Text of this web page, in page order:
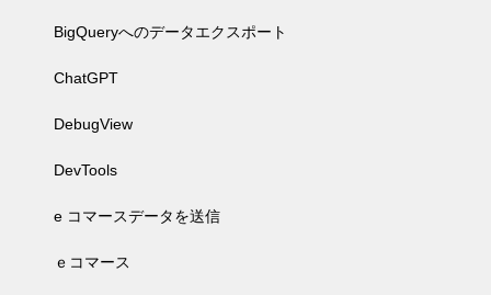
BigQueryへのデータエクスポート
ChatGPT
DebugView
DevTools
e コマースデータを送信
ｅコマース